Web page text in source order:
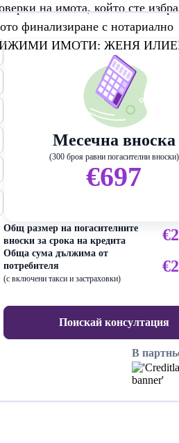
на имота, който сте
финализиране с нотариално
ИМОТИ: ЖЕНЯ
Месечна вноска
(300 броя равни погасителни вноски)
€697
Общ размер на погасителните
вноски за срока на кредита
Обща сума дължима от
потребителя
(с включени такси и застраховки)
Поискай консултация
В